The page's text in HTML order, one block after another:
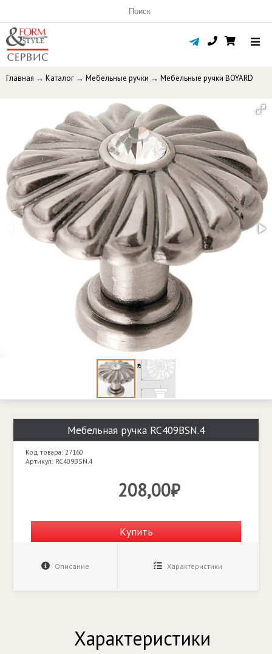
Главная → Каталог → Мебельные ручки → Мебельные ручки BOYARD
Мебельная ручка RC409BSN.4
Код товара: 27160
Артикул: RC409BSN.4
208,00₽
Купить
Описание Характеристики
Характеристики